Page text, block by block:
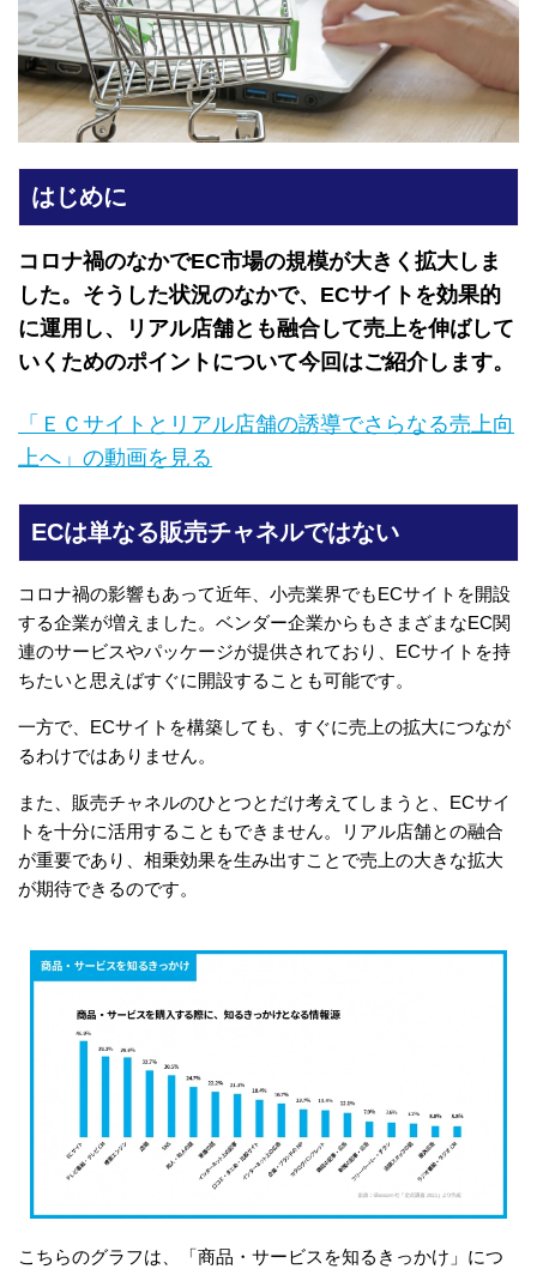
はじめに
コロナ禍のなかでEC市場の規模が大きく拡大しま
した。そうした状況のなかで、ECサイトを効果的
に運用し、リアル店舗とも融合して売上を伸ばして
いくためのポイントについて今回はご紹介します。
「ＥＣサイトとリアル店舗の誘導でさらなる売上向
上へ」の動画を見る
ECは単なる販売チャネルではない
コロナ禍の影響もあって近年、小売業界でもECサイトを開設
する企業が増えました。ベンダー企業からもさまざまなEC関
連のサービスやパッケージが提供されており、ECサイトを持
ちたいと思えばすぐに開設することも可能です。
一方で、ECサイトを構築しても、すぐに売上の拡大につなが
るわけではありません。
また、販売チャネルのひとつとだけ考えてしまうと、ECサイ
トを十分に活用することもできません。リアル店舗との融合
が重要であり、相乗効果を生み出すことで売上の大きな拡大
が期待できるのです。
こちらのグラフは、「商品・サービスを知るきっかけ」につ